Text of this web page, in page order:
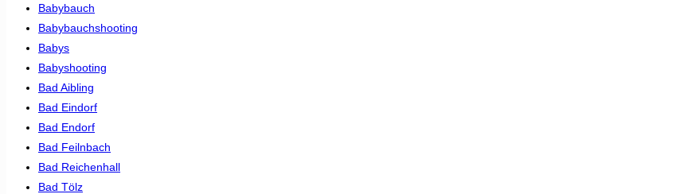
Babybauch
Babybauchshooting
Babys
Babyshooting
Bad Aibling
Bad Eindorf
Bad Endorf
Bad Feilnbach
Bad Reichenhall
Bad Tölz